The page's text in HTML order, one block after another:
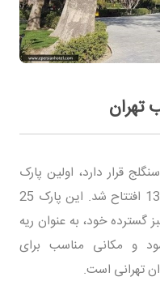
تهران
قرار دارد، اولین پارک
مدرن شهر تهران است که در سال 1329 افتتاح شد. این پارک 25
گسترده خود، به عنوان ریه
و مکانی مناسب برای
تهرانی است.